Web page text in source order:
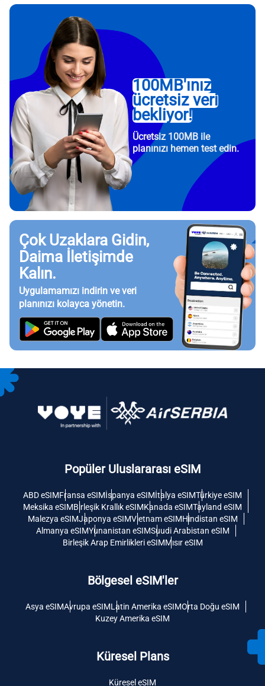
100MB'ınız
ücretsiz veri
bekliyor!
Ücretsiz 100MB ile
planınızı hemen test edin.
Çok Uzaklara Gidin,
Daima İletişimde
Kalın.
Uygulamamızı indirin ve veri
planınızı kolayca yönetin.
Popüler Uluslararası eSIM
ABD eSIMFransa eSIMİspanya eSIMİtalya eSIMTürkiye eSIM
Meksika eSIMBirleşik Krallık eSIMKanada eSIMTayland eSIM
Malezya eSIMJaponya eSIMVietnam eSIMHindistan eSIM
Almanya eSIMYunanistan eSIMSuudi Arabistan eSIM
Birleşik Arap Emirlikleri eSIMMısır eSIM
Bölgesel eSIM'ler
Asya eSIMAvrupa eSIMLatin Amerika eSIMOrta Doğu eSIM
Kuzey Amerika eSIM
Küresel Plans
Küresel eSIM